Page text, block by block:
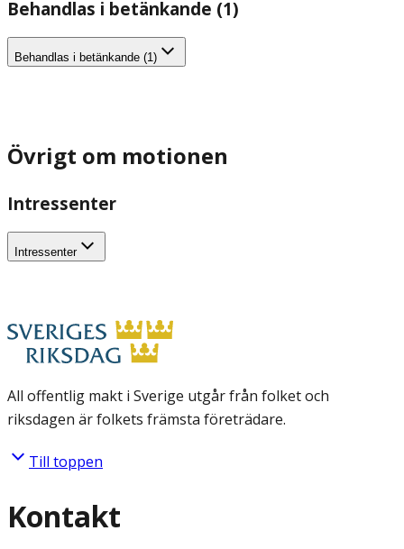
Behandlas i betänkande (1)
Behandlas i betänkande (1)
Övrigt om motionen
Intressenter
Intressenter
All offentlig makt i Sverige utgår från folket och
riksdagen är folkets främsta företrädare.
Till toppen
Kontakt